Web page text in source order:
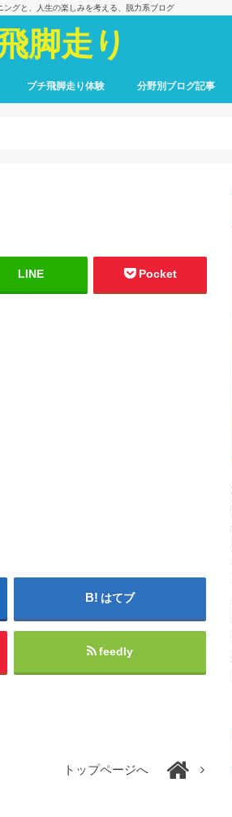
ングと、人生の楽しみを考える、脱力系ブログ
脚走り
プチ飛脚走り体験 分野別ブログ記事
LINE Pocket
はてブ
feedly
トップページへ